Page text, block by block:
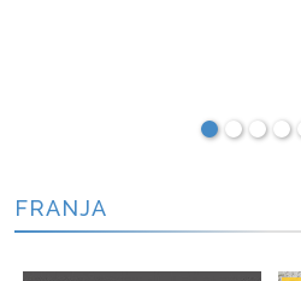
FRANJA